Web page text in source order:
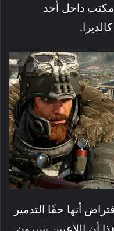
داخل أحد
أنها حقًا التدمير